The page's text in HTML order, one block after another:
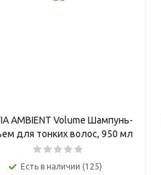
AMBIENT Volume Шампунь-
для тонких волос, 950 мл
Есть в наличии (125)